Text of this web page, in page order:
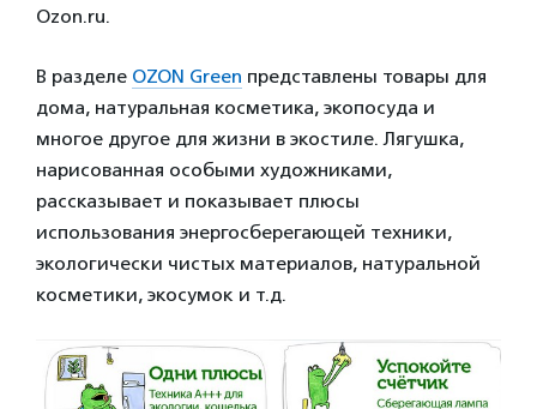
Ozon.ru.
В разделе OZON Green представлены товары для
дома, натуральная косметика, экопосуда и
многое другое для жизни в экостиле. Лягушка,
нарисованная особыми художниками,
рассказывает и показывает плюсы
использования энергосберегающей техники,
экологически чистых материалов, натуральной
косметики, экосумок и т.д.